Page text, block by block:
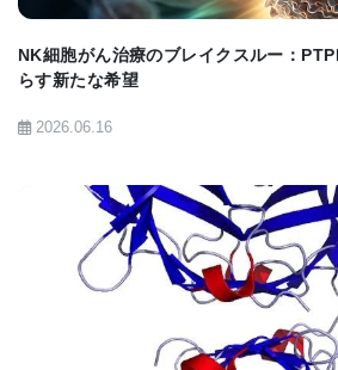
カストロ博士は、血液脳関門を
ン・メディシンの病理学教授兼神
あるアヌスカ・V・アンドジェル
な血管を作り、正常な血流を妨
彼らは、AMD3100を搭載したナ
マウスに注射した。このナノ粒
脳腫瘍細胞に見られるタンパク
NK細胞がん治療のブレイクスルー：
らす新たな希望
2026.06.16
BIOMARKET JP